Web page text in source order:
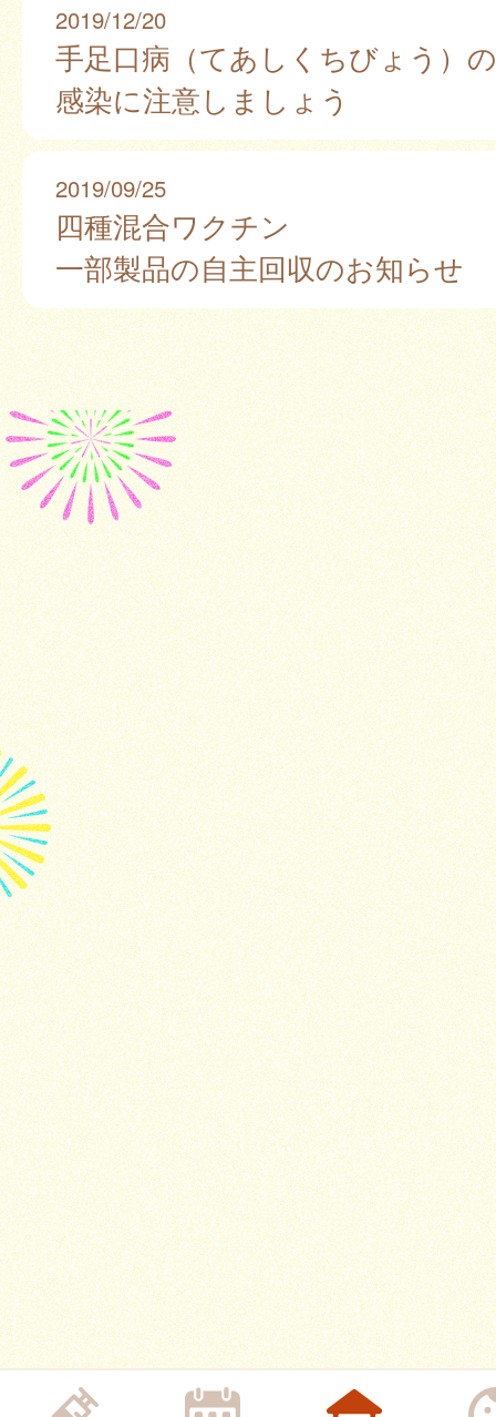
2019/12/20
手足口病（てあしくちびょう）の
感染に注意しましょう
2019/09/25
四種混合ワクチン
一部製品の自主回収のお知らせ